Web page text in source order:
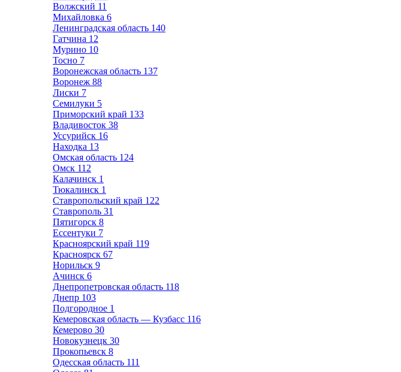
Волжский 11
Михайловка 6
Ленинградская область 140
Гатчина 12
Мурино 10
Тосно 7
Воронежская область 137
Воронеж 88
Лиски 7
Семилуки 5
Приморский край 133
Владивосток 38
Уссурийск 16
Находка 13
Омская область 124
Омск 112
Калачинск 1
Тюкалинск 1
Ставропольский край 122
Ставрополь 31
Пятигорск 8
Ессентуки 7
Красноярский край 119
Красноярск 67
Норильск 9
Ачинск 6
Днепропетровская область 118
Днепр 103
Подгородное 1
Кемеровская область — Кузбасс 116
Кемерово 30
Новокузнецк 30
Прокопьевск 8
Одесская область 111